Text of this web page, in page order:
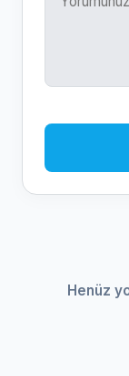
Henüz